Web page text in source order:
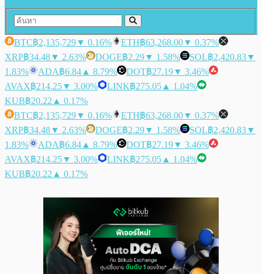
BTC฿2,135,729▼ 0.16% ETH฿63,268.00▼ 0.37%
XRP฿34.48▼ 2.63% DOGE฿2.29▼ 1.58% SOL฿2,420.83▼
1.83%
ADA฿6.84 ▲ 8.79% DOT฿27.19▼ 3.46%
AVAX฿214.25▼ 3.00% LINK฿275.05 ▲ 1.04%
KUB฿20.22 ▲ 0.17%
BTC฿2,135,729▼ 0.16% ETH฿63,268.00▼ 0.37%
XRP฿34.48▼ 2.63% DOGE฿2.29▼ 1.58% SOL฿2,420.83▼
1.83%
ADA฿6.84 ▲ 8.79% DOT฿27.19▼ 3.46%
AVAX฿214.25▼ 3.00% LINK฿275.05 ▲ 1.04%
KUB฿20.22 ▲ 0.17%